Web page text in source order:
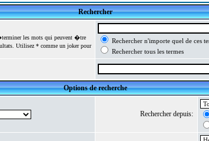
Rechercher
les mots qui peuvent �tre
Utilisez * comme un joker pour
Rechercher n'importe quel de ces
Rechercher tous les termes
Options de recherche
Rechercher depuis: